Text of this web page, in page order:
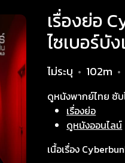
เรื่องย่อ
ไซเบอร์บั
ไม่ระบุ • 102m •
ดูหนังพากย์ไทย ซับ
เรื่องย่อ
ดูหนังออนไลน์
เนื้อเรื่อง